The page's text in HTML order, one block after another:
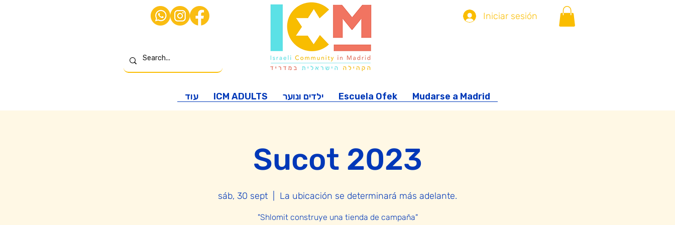
Iniciar sesión
Mudarse a Madrid
Escuela Ofek ילדים ונוער ICM ADULTS עוד
Sucot 2023
sáb, 30 sept La ubicación se determinará más adelante.
"Shlomit construye una tienda de campaña"